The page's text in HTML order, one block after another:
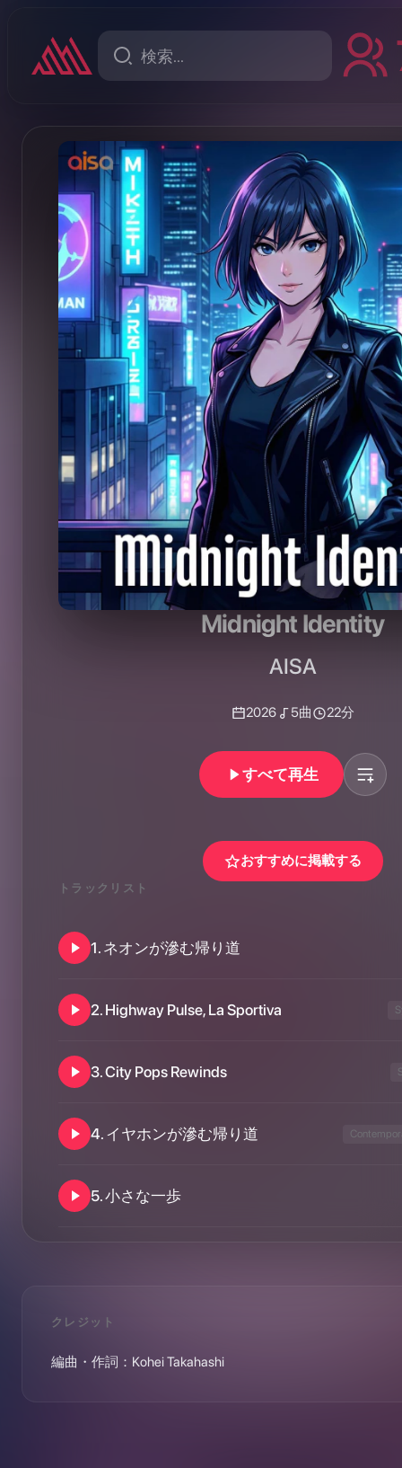
Midnight Identity
AISA
2026 5曲 22分
すべて再生
おすすめに掲載する
トラックリスト
1. ネオンが滲む帰り道
2. Highway Pulse, La Sportiva
3.City Pops Rewinds
4. イヤホンが滲む帰り道
5.小さな一歩
クレジット
編曲・作詞：Kohei Takahashi